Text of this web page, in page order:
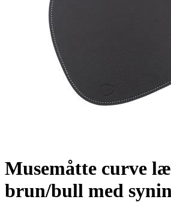
Musemåtte curve
brun/bull med